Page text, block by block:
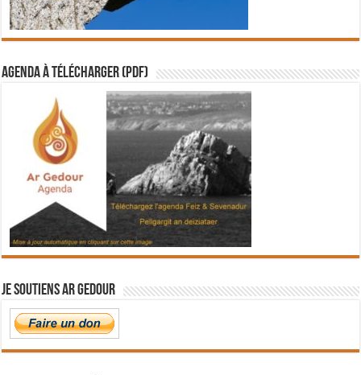
Agenda à télécharger (PDF)
Je soutiens Ar Gedour